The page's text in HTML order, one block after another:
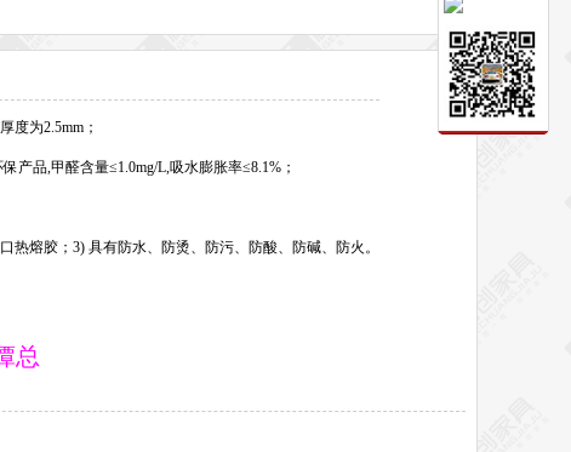
度为2.5mm；
产品,甲醛含量≤1.0mg/L,吸水膨胀率≤8.1%；
热熔胶；3) 具有防水、防烫、防污、防酸、防碱、防火。
总